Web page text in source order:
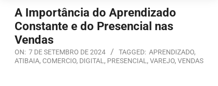
A Importância do Aprendizado
Constante e do Presencial nas
Vendas
ON: 7 DE SETEMBRO DE 2024 TAGGED: APRENDIZADO,
ATIBAIA, COMERCIO, DIGITAL , PRESENCIAL , VAREJO, VENDAS